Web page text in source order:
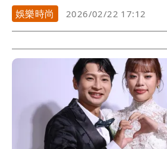
娛樂時尚
2026/02/22 17:12